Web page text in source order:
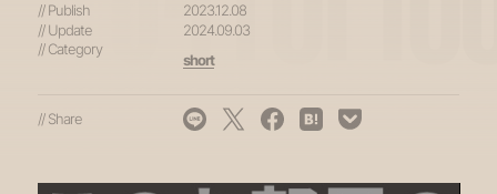
// Publish
2023.12.08
// Update
2024.09.03
// Category
short
// Share